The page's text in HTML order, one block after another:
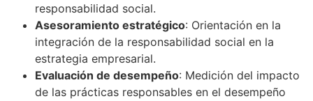
responsabilidad social.
Asesoramiento estratégico: Orientación en la
integración de la responsabilidad social en la
estrategia empresarial.
Evaluación de desempeño: Medición del impacto
de las prácticas responsables en el desempeño